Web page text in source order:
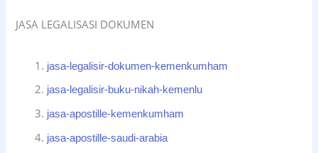
JASA LEGALISASI DOKUMEN
jasa-legalisir-dokumen-kemenkumham
jasa-legalisir-buku-nikah-kemenlu
jasa-apostille-kemenkumham
jasa-apostille-saudi-arabia